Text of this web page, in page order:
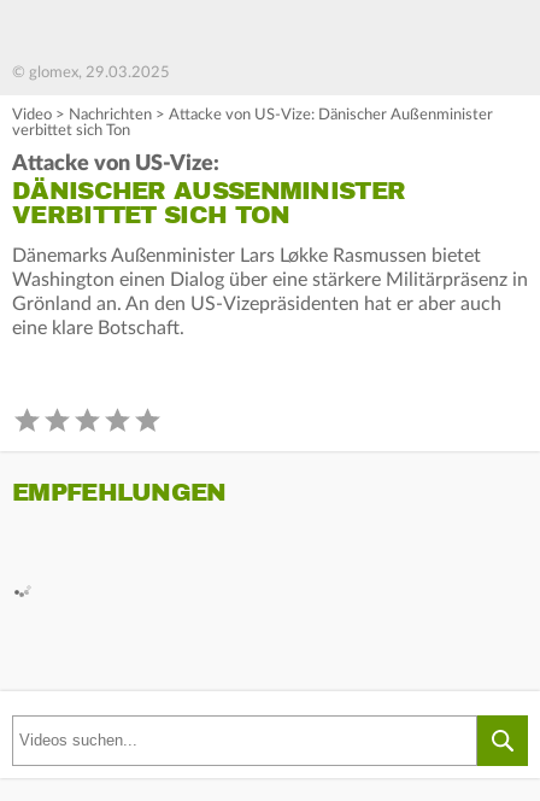
© glomex, 29.03.2025
Video > Nachrichten > Attacke von US-Vize: Dänischer Außenminister
verbittet sich Ton
Attacke von US-Vize:
DÄNISCHER AUSSENMINISTER V
ERBITTET SICH TON
Dänemarks Außenminister Lars Løkke Rasmussen bietet
Washington einen Dialog über eine stärkere Militärpräsenz in
Grönland an. An den US-Vizepräsidenten hat er aber auch
eine klare Botschaft.
EMPFEHLUNGEN